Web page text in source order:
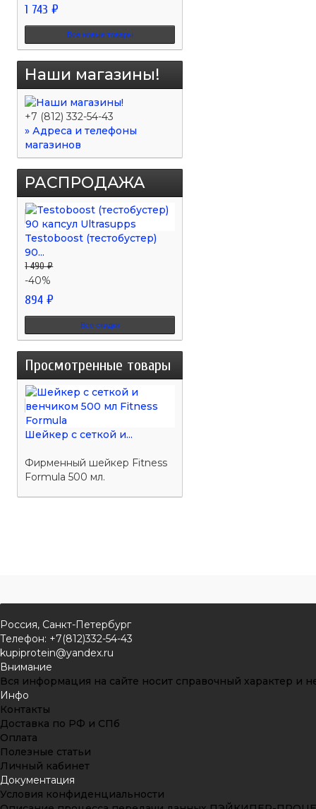
1 743 ₽
Все новые товары
Наши магазины!
+7 (812) 332-54-43
» Адреса и телефоны
магазинов
РАСПРОДАЖА
Testoboost (тестобустер)
90...
1 490 ₽
-40%
894 ₽
Все скидки
Просмотренные товары
Шейкер с сеткой и...
Фирменный шейкер Fitness
Formula 500 мл.
Россия, Санкт-Петербург
Телефон: +7(812)332-54-43
kupiprotein@yandex.ru
Внимание
Вся информация на сайте носит справочный характер и
Инфо
Контакты
Доставка по РФ и СПб
Оплата
Полезные статьи
Личный кабинет
Документация
Условия конфиденциальности